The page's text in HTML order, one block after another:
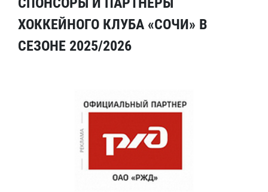
ХОККЕЙНОГО КЛУБА «СОЧИ» В
СЕЗОНЕ 2025/2026